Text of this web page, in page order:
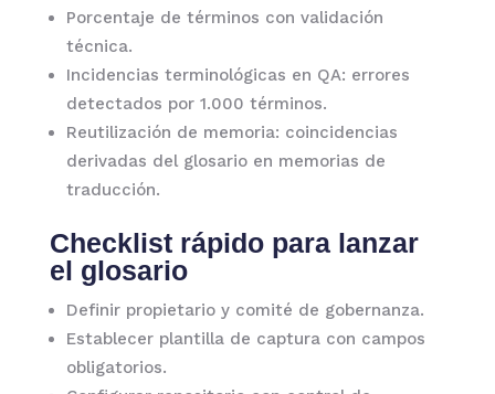
Porcentaje de términos con validación
técnica.
Incidencias terminológicas en QA: errores
detectados por 1.000 términos.
Reutilización de memoria: coincidencias
derivadas del glosario en memorias de
traducción.
Checklist rápido para lanzar
el glosario
Definir propietario y comité de gobernanza.
Establecer plantilla de captura con campos
obligatorios.